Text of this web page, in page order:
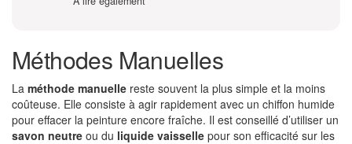
Méthodes Manuelles
La méthode manuelle reste souvent la plus simple et la moins
coûteuse. Elle consiste à agir rapidement avec un chiffon humide
pour effacer la peinture encore fraîche. Il est conseillé d’utiliser un
savon neutre ou du liquide vaisselle pour son efficacité sur les